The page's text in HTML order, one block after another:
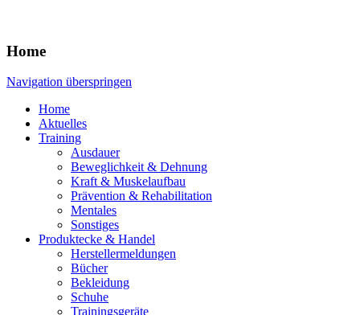
Home
Navigation überspringen
Home
Aktuelles
Training
Ausdauer
Beweglichkeit & Dehnung
Kraft & Muskelaufbau
Prävention & Rehabilitation
Mentales
Sonstiges
Produktecke & Handel
Herstellermeldungen
Bücher
Bekleidung
Schuhe
Trainingsgeräte